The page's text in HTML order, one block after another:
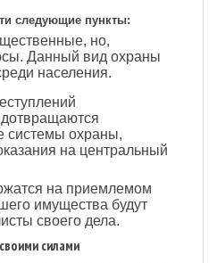
следующие пункты:
но,
Данный вид охраны
населения.
системы охраны,
на центральный
на приемлемом
имущества будут
своего дела.
силами